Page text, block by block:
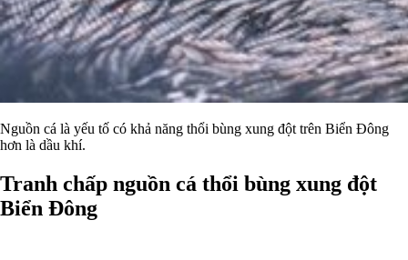
Nguồn cá là yếu tố có khả năng thổi bùng xung đột trên Biển Đông
hơn là dầu khí.
Tranh chấp nguồn cá thổi bùng xung đột
Biển Đông